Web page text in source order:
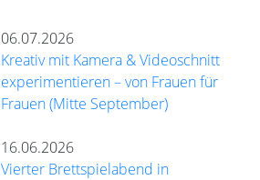
06.07.2026
Kreativ mit Kamera & Videoschnitt
experimentieren – von Frauen für
Frauen (Mitte September)
16.06.2026
Vierter Brettspielabend in